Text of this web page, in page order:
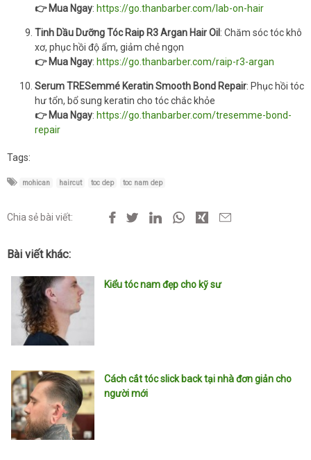
👉 Mua Ngay: https://go.thanbarber.com/lab-on-hair
Tinh Dầu Dưỡng Tóc Raip R3 Argan Hair Oil : Chăm sóc tóc khô
xơ, phục hồi độ ẩm, giảm chẻ ngọn
👉 Mua Ngay: https://go.thanbarber.com/raip-r3-argan
Serum TRESemmé Keratin Smooth Bond Repair: Phục hồi tóc
hư tổn, bổ sung keratin cho tóc chắc khỏe
👉 Mua Ngay: https://go.thanbarber.com/tresemme-bond-
repair
Tags:
mohican haircut toc dep toc nam dep
Chia sẻ bài viết:
Bài viết khác:
Kiểu tóc nam đẹp cho kỹ sư
Cách cắt tóc slick back tại nhà đơn giản cho
người mới